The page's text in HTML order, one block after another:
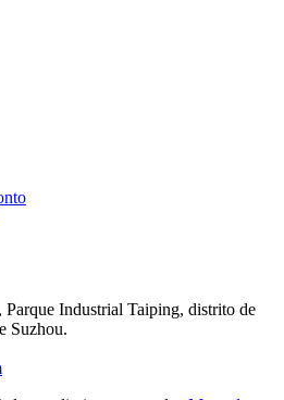
Parque Industrial Taiping, distrito de
Suzhou.